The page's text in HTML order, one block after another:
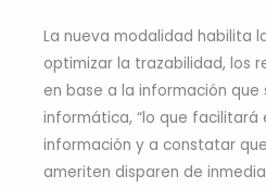
La nueva modalidad habilita
optimizar la trazabilidad, los
en base a la información que
informática, “lo que facilitará
información y a constatar
ameriten disparen de